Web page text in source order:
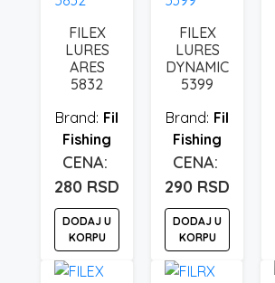
FILEX
LURES
ARES
5832
Fil
Fishing
280 RSD
DODAJ U
KORPU
FILEX
LURES
DYNAMIC
5399
Fil
Fishing
290 RSD
DODAJ U
KORPU